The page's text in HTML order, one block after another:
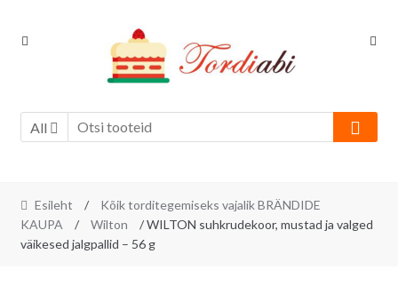
Skip
Skip
All
Esileht /
Kõik torditegemiseks vajalik BRÄNDIDE
KAUPA
/ Wilton
/ WILTON suhkrudekoor, mustad ja valged
väikesed jalgpallid – 56 g